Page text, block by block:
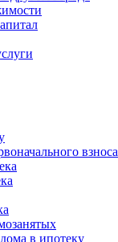
взноса
в ипотеку